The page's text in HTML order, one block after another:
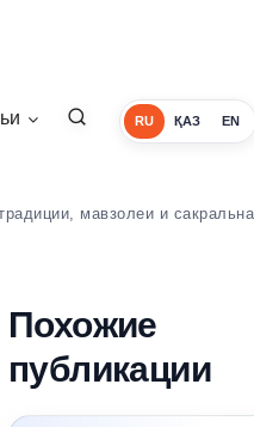
RU ҚАЗ EN
мавзолеи и
Похожие
публикации